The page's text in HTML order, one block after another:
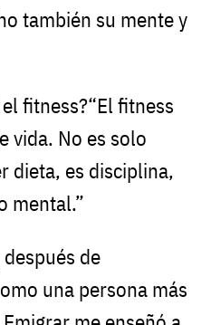
también su mente y
fitness?“El fitness
vida. No es solo
dieta, es disciplina,
mental.”
de
una persona más